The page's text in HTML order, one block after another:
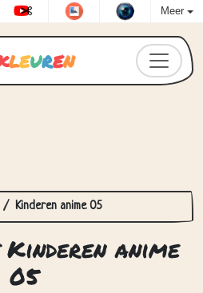
Meer
leuren
Kinderen anime 05
anime
05